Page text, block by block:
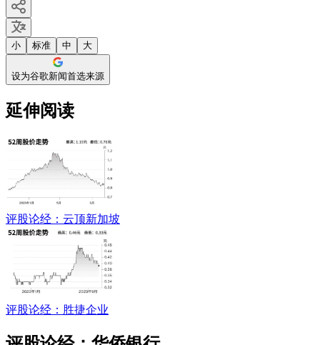
小 标准 中 大
设为谷歌新闻首选来源
延伸阅读
评股论经：云顶新加坡
评股论经：胜捷企业